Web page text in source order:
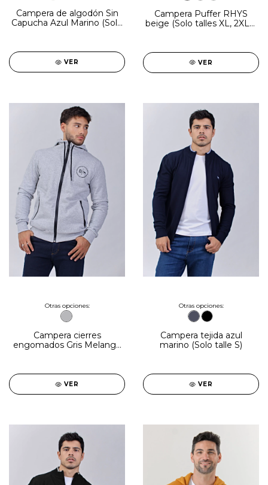
Campera de algodón Sin
Capucha Azul Marino (Solo
VER
Campera Puffer RHYS
beige (Solo talles XL, 2XL y
VER
Otras opciones:
Campera cierres
engomados Gris Melange
VER
Otras opciones:
Campera tejida azul
marino (Solo talle S)
VER